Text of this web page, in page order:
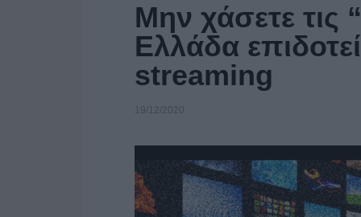
Μην χάσετε τις
Ελλάδα επιδοτεί
streaming
19/12/2020